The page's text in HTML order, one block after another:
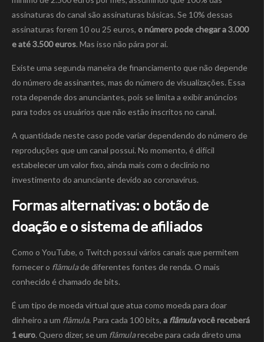
assinaturas do canal são assinaturas básicas. Se 10% dessas
assinaturas forem 10 ou 25 euros, o número pode chegar a 3.000
e até 3.500 euros. Mas isso não pára por aí.
Existe uma segunda maneira de financiamento que não depende
do número de assinantes, mas do número de visualizações. Essa
rota depende dos anunciantes, pois se limita a exibir anúncios
para todos os usuários que não estão inscritos no canal.
A quantidade neste caso pode variar dependendo do número de
reproduções que um canal possui. No momento, é difícil
estabelecer um valor fixo, ainda mais com o declínio no
investimento do anunciante devido ao coronavírus.
Formas alternativas: o botão de
doação e o sistema de afiliados
Como o YouTube, o Twitch possui vários canais que permitem
fornecer o flâmulade diferentes fontes de renda. O mais
conhecido é chamado de bits.
É um tipo de moeda virtual que atua como moeda para doar
dinheiro a um flâmula. Para cada 100 bits, a flâmulavocê receberá
1 euro. Quero dizer, se um flâmularecebe para cada direto uma